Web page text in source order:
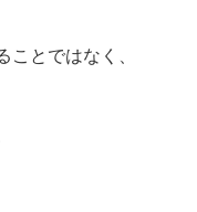
ことではなく、